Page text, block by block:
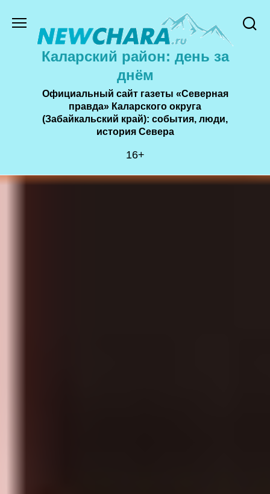
содержанию
Каларский район: день за
днём
Официальный сайт газеты «Северная
правда» Каларского округа
(Забайкальский край): события, люди,
история Cевера
16+